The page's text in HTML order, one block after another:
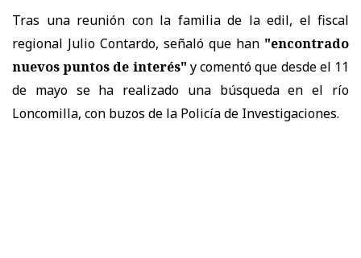
Tras una reunión con la familia de la edil, el fiscal
regional Julio Contardo, señaló que han "encontrado
nuevos puntos de interés" y comentó que desde el 11
de mayo se ha realizado una búsqueda en el río
Loncomilla, con buzos de la Policía de Investigaciones.